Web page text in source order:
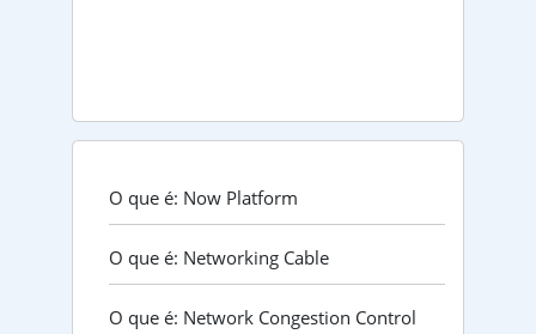
O que é: Now Platform
O que é: Networking Cable
O que é: Network Congestion Control